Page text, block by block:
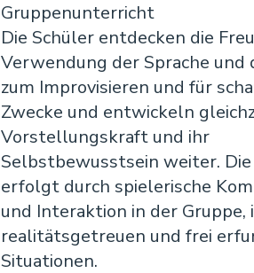
Gruppenunterricht
Die Schüler entdecken die
Verwendung der Sprache und
zum Improvisieren und für
Zwecke und entwickeln
Vorstellungskraft und ihr
Selbstbewusstsein weiter.
erfolgt durch spielerische
und Interaktion in der Gruppe,
realitätsgetreuen und frei
Situationen.